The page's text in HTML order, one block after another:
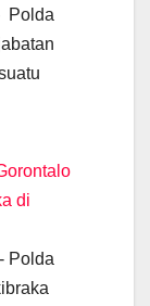
Polda
di
Polda